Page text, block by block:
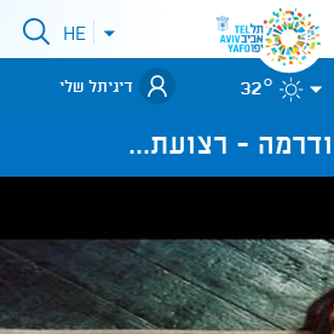
לאתר עיריית
תל-אביב
פתיחתHE
32° דיגיתל שלי
- רצועת...